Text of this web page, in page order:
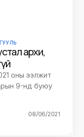
архи,
оны ээлжит
9-нд буюу
08/06/2021